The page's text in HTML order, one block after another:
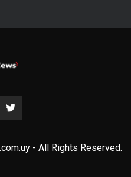
- All Rights Reserved.